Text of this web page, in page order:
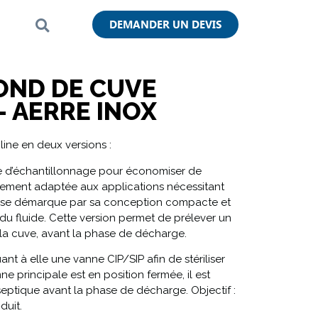
DEMANDER UN DEVIS
DE CUVE
AERRE INOX
en deux versions :
d’échantillonnage pour économiser de
adaptée aux applications nécessitant
démarque par sa conception compacte et
fluide. Cette version permet de prélever un
cuve, avant la phase de décharge.
à elle une vanne CIP/SIP afin de stériliser
principale est en position fermée, il est
avant la phase de décharge. Objectif :